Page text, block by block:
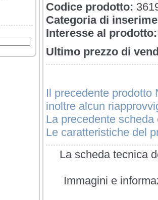
Codice prodotto:
Categoria di
Interesse al prodotto:
Ultimo prezzo di
Il precedente prodotto
inoltre alcun
La precedente
Le caratteristiche del
La scheda tecnica
Immagini e